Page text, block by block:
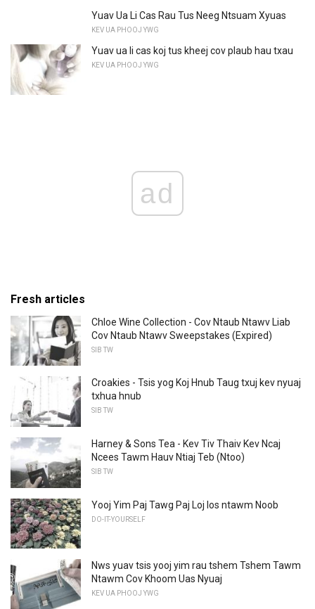
Yuav Ua Li Cas Rau Tus Neeg Ntsuam Xyuas
KEV UA PHOOJ YWG
Yuav ua li cas koj tus kheej cov plaub hau txau
KEV UA PHOOJ YWG
ad
Fresh articles
Chloe Wine Collection - Cov Ntaub Ntawv Liab
Cov Ntaub Ntawv Sweepstakes (Expired)
SIB TW
Croakies - Tsis yog Koj Hnub Taug txuj kev nyuaj
txhua hnub
SIB TW
Harney & Sons Tea - Kev Tiv Thaiv Kev Ncaj
Ncees Tawm Hauv Ntiaj Teb (Ntoo)
SIB TW
Yooj Yim Paj Tawg Paj Loj los ntawm Noob
DO-IT-YOURSELF
Nws yuav tsis yooj yim rau tshem Tshem Tawm
Ntawm Cov Khoom Uas Nyuaj
KEV UA PHOOJ YWG